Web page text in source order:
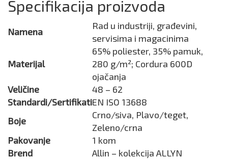
Specifikacija proizvoda
Namena
Rad u industriji, građevini,
servisima i magacinima
Materijal
65% poliester, 35% pamuk,
280 g/m²; Cordura 600D
ojačanja
Veličine
48 – 62
Standardi/SertifikatiEN ISO 13688
Boje
Crno/siva, Plavo/teget,
Zeleno/crna
Pakovanje
1 kom
Brend
Allin – kolekcija ALLYN